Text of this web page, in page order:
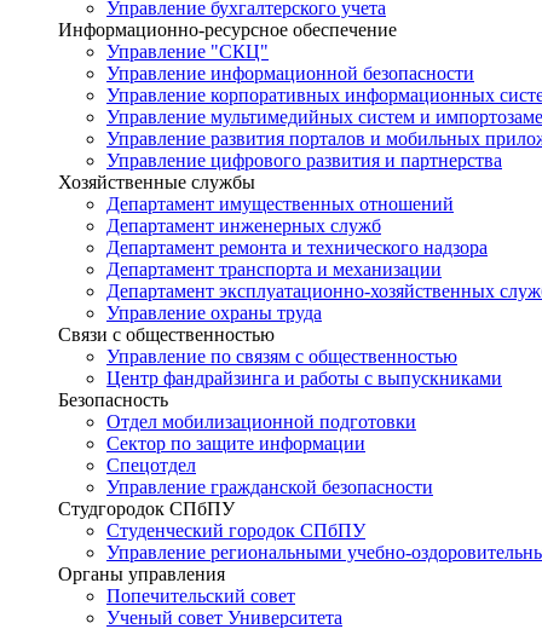
Управление бухгалтерского учета
Информационно-ресурсное обеспечение
Управление "СКЦ"
Управление информационной безопасности
Управление корпоративных информационных
Управление мультимедийных систем и
Управление развития порталов и мобильных
Управление цифрового развития и партнерства
Хозяйственные службы
Департамент имущественных отношений
Департамент инженерных служб
Департамент ремонта и технического надзора
Департамент транспорта и механизации
Департамент эксплуатационно-хозяйственных
Управление охраны труда
Связи с общественностью
Управление по связям с общественностью
Центр фандрайзинга и работы с выпускниками
Безопасность
Отдел мобилизационной подготовки
Сектор по защите информации
Спецотдел
Управление гражданской безопасности
Студгородок СПбПУ
Студенческий городок СПбПУ
Управление региональными учебно-
Органы управления
Попечительский совет
Ученый совет Университета